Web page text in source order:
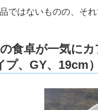
ではないものの、そ
食卓が一気に
プ、GY、19cm）